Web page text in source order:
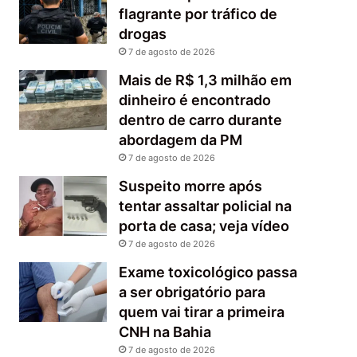
flagrante por tráfico de
drogas
7 de agosto de 2026
Mais de R$ 1,3 milhão em
dinheiro é encontrado
dentro de carro durante
abordagem da PM
7 de agosto de 2026
Suspeito morre após
tentar assaltar policial na
porta de casa; veja vídeo
7 de agosto de 2026
Exame toxicológico passa
a ser obrigatório para
quem vai tirar a primeira
CNH na Bahia
7 de agosto de 2026